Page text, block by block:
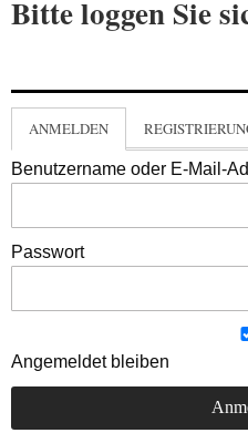
Bitte loggen Sie
ANMELDEN
Benutzername oder E-Mail-
Passwort
Angemeldet bleiben